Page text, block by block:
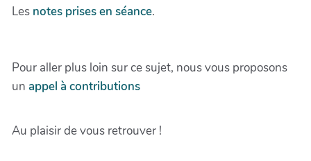
Les notes prises en séance.
Pour aller plus loin sur ce sujet, nous vous proposons
un appel à contributions
Au plaisir de vous retrouver !